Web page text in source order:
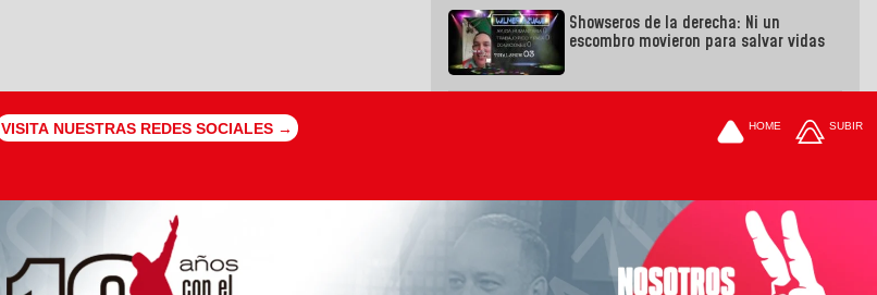
Showseros de la derecha: Ni un
escombro movieron para salvar vidas
VISITA NUESTRAS REDES SOCIALES → HOME SUBIR